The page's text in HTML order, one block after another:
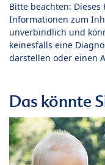
Bitte beachten:
Informationen zum
unverbindlich und
keinesfalls eine
darstellen oder einen
Das könnte